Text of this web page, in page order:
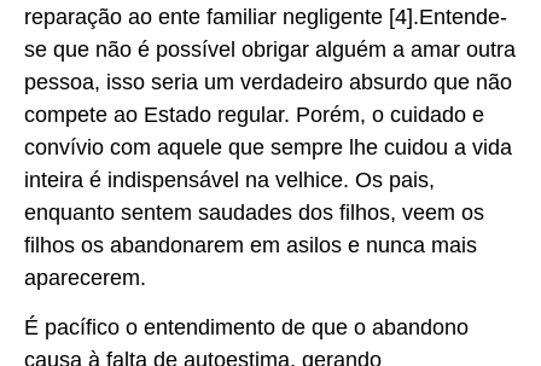
reparação ao ente familiar negligente [4].Entende-
se que não é possível obrigar alguém a amar outra
pessoa, isso seria um verdadeiro absurdo que não
compete ao Estado regular. Porém, o cuidado e
convívio com aquele que sempre lhe cuidou a vida
inteira é indispensável na velhice. Os pais,
enquanto sentem saudades dos filhos, veem os
filhos os abandonarem em asilos e nunca mais
aparecerem.
É pacífico o entendimento de que o abandono
causa à falta de autoestima, gerando